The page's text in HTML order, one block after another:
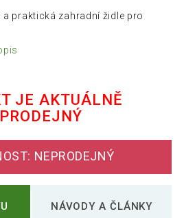
praktická zahradní židle pro
JE AKTUÁLNĚ
NEPRODEJNÝ
NÁVODY A ČLÁNKY